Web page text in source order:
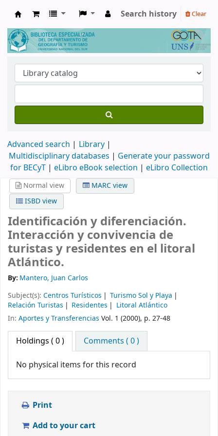
Biblioteca de Geografía y Turismo
Search history Clear
Advanced search
Library
Multidisciplinary databases | Generate your password
for BECyT | eLibro eBook selection | eLibro Collection
Normal view
MARC view
ISBD view
Identificación y diferenciación.
Interacción y convivencia de
turistas y residentes en el litoral
Atlántico.
By: Mantero, Juan Carlos
Subject(s): Centros Turísticos
Turismo Sol y Playa
Relación Turistas
Residentes
Litoral Atlántico
In: Aportes y Transferencias Vol. 1 (2000), p. 27-48
Holdings ( 0 ) Comments ( 0 )
No physical items for this record
Print
Add to your cart